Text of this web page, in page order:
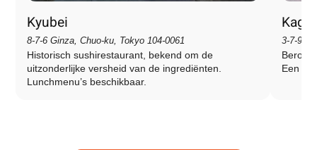
Kyubei
8-7-6 Ginza, Chuo-ku, Tokyo 104-0061
Historisch sushirestaurant, bekend om de
uitzonderlijke versheid van de ingrediënten.
Lunchmenu’s beschikbaar.
3-7-9
Een